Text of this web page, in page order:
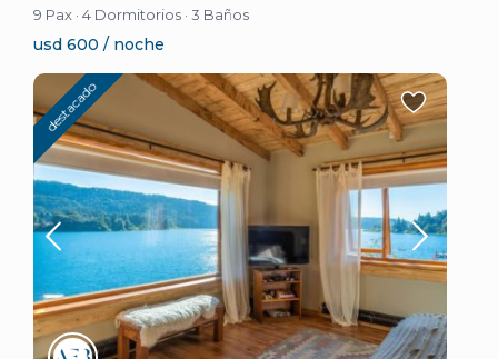
9 Pax · 4 Dormitorios · 3 Baños
usd 600 / noche
destacado